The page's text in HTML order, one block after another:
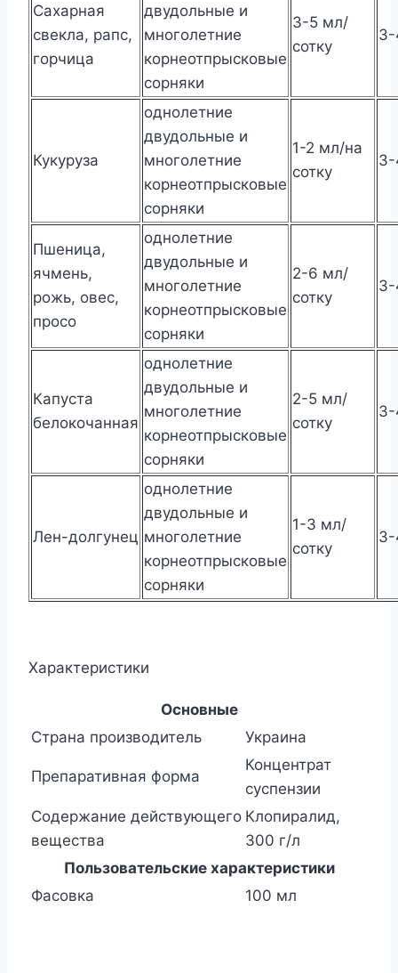
Сахарная
свекла, рапс,
горчица
двудольные и
многолетние
корнеотпрысковые
сорняки
3-5 мл/
сотку
Кукуруза
однолетние
двудольные и
многолетние
корнеотпрысковые
сорняки
1-2 мл/на
сотку
Пшеница,
ячмень,
рожь, овес,
просо
однолетние
двудольные и
многолетние
корнеотпрысковые
сорняки
2-6 мл/
сотку
Капуста
белокочанная
однолетние
двудольные и
многолетние
корнеотпрысковые
сорняки
2-5 мл/
сотку
Лен-долгунец
однолетние
двудольные и
многолетние
корнеотпрысковые
сорняки
1-3 мл/
сотку
Характеристики
Основные
Страна производитель
Украина
Препаративная форма
Концентрат
суспензии
Содержание действующего
вещества
Клопиралид,
300 г/л
Пользовательские характеристики
Фасовка
100 мл